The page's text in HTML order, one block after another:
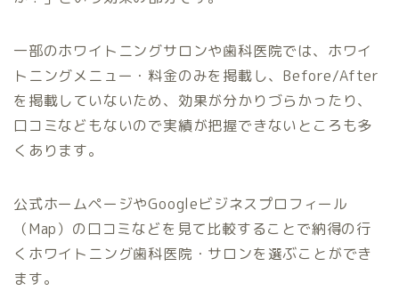
一部のホワイトニングサロンや歯科医院では、ホワイ
トニングメニュー・料金のみを掲載し、Before/After
を掲載していないため、効果が分かりづらかったり、
口コミなどもないので実績が把握できないところも多
くあります。
公式ホームページやGoogleビジネスプロフィール
（Map）の口コミなどを見て比較することで納得の行
くホワイトニング歯科医院・サロンを選ぶことができ
ます。